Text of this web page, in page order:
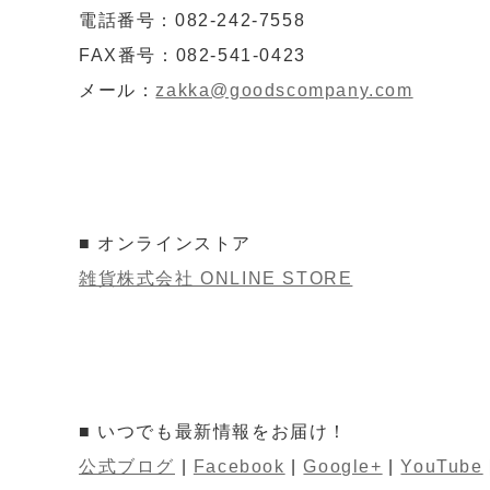
電話番号：082-242-7558
FAX番号：082-541-0423
メール： zakka@goodscompany.com
■ オンラインストア
雑貨株式会社 ONLINE STORE
■ いつでも最新情報をお届け！
公式ブログ
Facebook |Google+ |YouTube